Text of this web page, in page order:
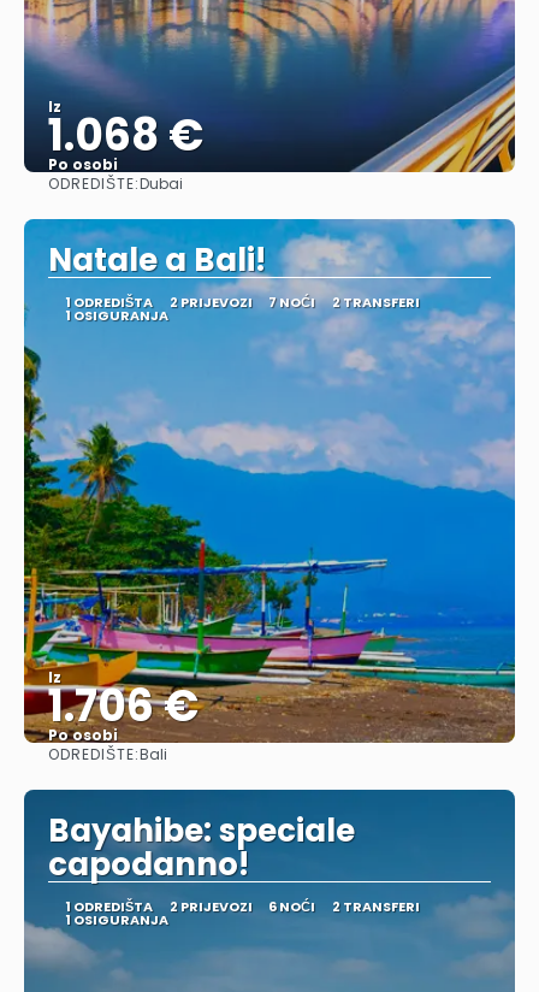
Iz
1.068 €
Po osobi
ODREDIŠTE:Dubai
Natale a Bali!
1 ODREDIŠTA 2 PRIJEVOZI 7 NOĆI 2 TRANSFERI
1 OSIGURANJA
Iz
1.706 €
Po osobi
ODREDIŠTE:Bali
Bayahibe: speciale
capodanno!
1 ODREDIŠTA 2 PRIJEVOZI 6 NOĆI 2 TRANSFERI
1 OSIGURANJA